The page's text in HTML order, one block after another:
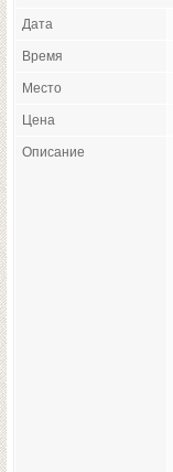
Дата
Время
Место
Цена
Описание